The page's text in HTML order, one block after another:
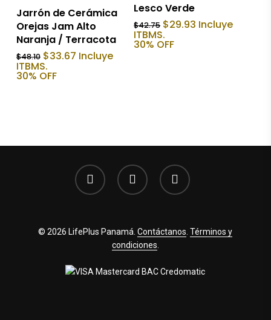
Añadir Al Carrito
Jarrón de Cerámica
Orejas Jam Alto
Naranja / Terracota
$48.10 El
precio
original
$33.67El
precio
Incluye
ITBMS.
30% OFF
Lesco Verde
$42.75 El
precio
original
$29.93 El
precio
Incluye
ITBMS.
30% OFF
facebook youtube instagram
© 2026 LifePlus Panamá.Contáctanos .Términos y
condiciones